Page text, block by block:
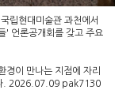
립현대미술관 과천에서
' 언론공개회를 갖고 주요
경이 만나는 지점에 자리
. 2026.07.09 pak7130